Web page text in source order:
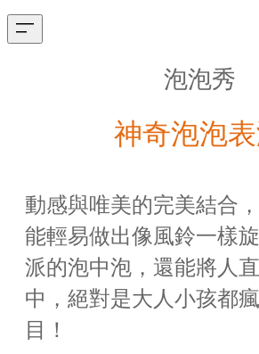
泡泡秀
神奇泡泡
動感與唯美的完美結合
能輕易做出像風鈴一樣
派的泡中泡，還能將人
中，絕對是大人小孩都
目！